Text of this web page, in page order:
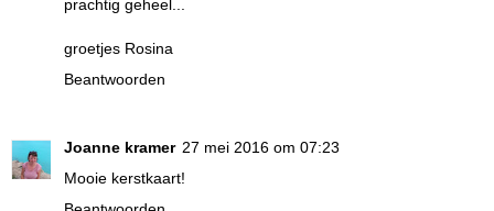
prachtig geheel...
groetjes Rosina
Beantwoorden
Joanne kramer 27 mei 2016 om 07:23
Mooie kerstkaart!